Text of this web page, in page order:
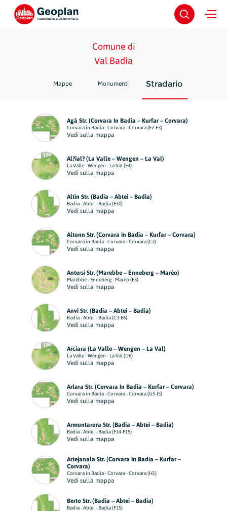
Comune di
Val Badia
Mappe Monumenti Stradario
Agà Str. (Corvara In Badia – Kurfar – Corvara)
Corvara in Badia - Corvara - Corvara (F2-F3)
Vedi sulla mappa
Al?ial? (La Valle – Wengen – La Val)
La Valle - Wengen - La Val (E4)
Vedi sulla mappa
Altin Str. (Badia – Abtei – Badia)
Badia - Abtei - Badia (E10)
Vedi sulla mappa
Altonn Str. (Corvara In Badia – Kurfar – Corvara)
Corvara in Badia - Corvara - Corvara (C2)
Vedi sulla mappa
Antersi Str. (Marebbe – Enneberg – Marèo)
Marebbe - Enneberg - Marèo (E3)
Vedi sulla mappa
Anvì Str. (Badia – Abtei – Badia)
Badia - Abtei - Badia (C3-E6)
Vedi sulla mappa
Arciara (La Valle – Wengen – La Val)
La Valle - Wengen - La Val (D6)
Vedi sulla mappa
Arlara Str. (Corvara In Badia – Kurfar – Corvara)
Corvara in Badia - Corvara - Corvara (G5-I5)
Vedi sulla mappa
Armuntarora Str. (Badia – Abtei – Badia)
Badia - Abtei - Badia (F14-F15)
Vedi sulla mappa
Artejanala Str. (Corvara In Badia – Kurfar –
Corvara)
Corvara in Badia - Corvara - Corvara (H1)
Vedi sulla mappa
Berto Str. (Badia – Abtei – Badia)
Badia - Abtei - Badia (F15)